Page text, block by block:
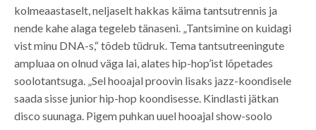
kolmeaastaselt, neljaselt hakkas käima tantsutrennis ja
nende kahe alaga tegeleb tänaseni. „Tantsimine on kuidagi
vist minu DNA-s,“ tõdeb tüdruk. Tema tantsutreeningute
ampluaa on olnud väga lai, alates hip-hop’ist lõpetades
soolotantsuga. „Sel hooajal proovin lisaks jazz-koondisele
saada sisse junior hip-hop koondisesse. Kindlasti jätkan
disco suunaga. Pigem puhkan uuel hooajal show-soolo